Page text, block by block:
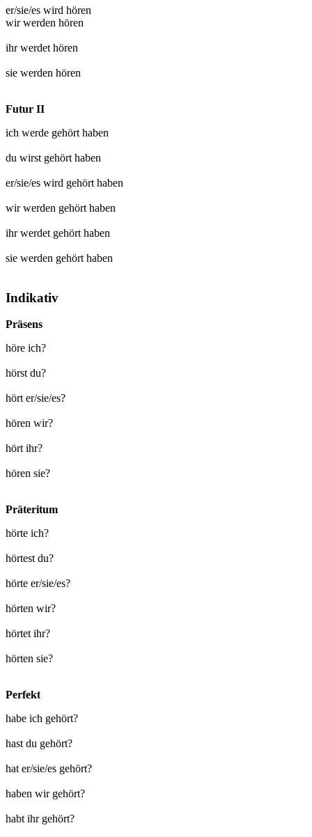
er/sie/es wird hören
wir werden hören
ihr werdet hören
sie werden hören
Futur II
ich werde gehört haben
du wirst gehört haben
er/sie/es wird gehört haben
wir werden gehört haben
ihr werdet gehört haben
sie werden gehört haben
Indikativ
Präsens
höre ich?
hörst du?
hört er/sie/es?
hören wir?
hört ihr?
hören sie?
Präteritum
hörte ich?
hörtest du?
hörte er/sie/es?
hörten wir?
hörtet ihr?
hörten sie?
Perfekt
habe ich gehört?
hast du gehört?
hat er/sie/es gehört?
haben wir gehört?
habt ihr gehört?